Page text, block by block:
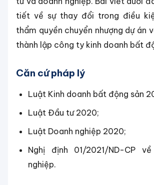
tiết về sự thay đổi trong điều
thẩm quyền chuyển nhượng dự án
thành lập công ty kinh doanh bất
Căn cứ pháp lý
Luật Kinh doanh bất động sản
Luật Đầu tư 2020;
Luật Doanh nghiệp 2020;
Nghị định 01/2021/ND-CP
nghiệp.